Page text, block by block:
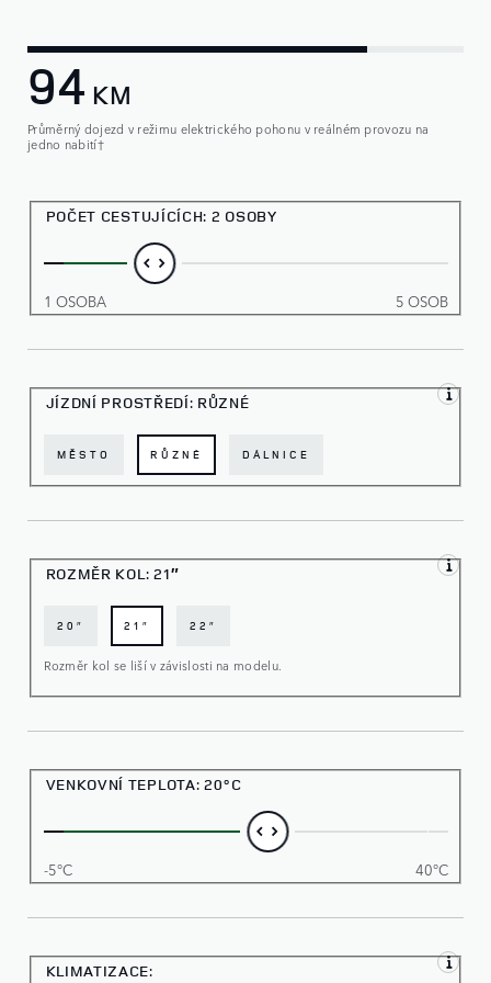
94 KM
Průměrný dojezd v režimu elektrického pohonu v reálném provozu na
jedno nabití†
POČET CESTUJÍCÍCH: 2 OSOBY
1 OSOBA 5 OSOB
JÍZDNÍ PROSTŘEDÍ: RŮZNÉ
MĚSTO RŮZNÉ DÁLNICE
ROZMĚR KOL: 21″
20″ 21″ 22″
Rozměr kol se liší v závislosti na modelu.
VENKOVNÍ TEPLOTA: 20°C
-5°C 40°C
KLIMATIZACE: